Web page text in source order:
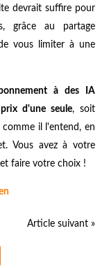
devrait suffire pour
grâce au partage
vous limiter à une
à des IA
d'une seule, soit
il l'entend, en
Vous avez à votre
faire votre choix !
Article suivant »